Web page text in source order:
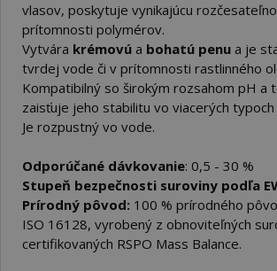
vlasov, poskytuje vynikajúcu
prítomnosti polymérov.
Vytvára krémovú a bohatú penu a je
tvrdej vode či v prítomnosti rastlinného
Kompatibilný so širokým rozsahom pH a
zaisťuje jeho stabilitu vo viacerých
Je rozpustný vo vode.
Odporúčané dávkovanie: 0,5 - 30 %
Stupeň bezpečnosti suroviny podľa
Prírodný pôvod: 100 % prírodného
ISO 16128, vyrobený z obnoviteľných
certifikovaných RSPO Mass Balance.